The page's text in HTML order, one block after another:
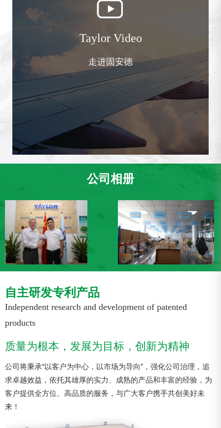
Taylor Video
走进固安德
公司相册
自主研发专利产品
Independent research and development of patented
products
质量为根本，发展为目标，创新为精神
公司将秉承“以客户为中心，以市场为导向”，强化公司治理，追
求卓越效益，依托其雄厚的实力、成熟的产品和丰富的经验，为
客户提供全方位、高品质的服务，与广大客户携手共创美好未
来！